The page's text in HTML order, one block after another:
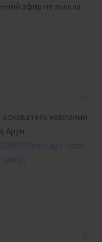
эфир не вышла
компании
Арун.
07/19/outage-tech-